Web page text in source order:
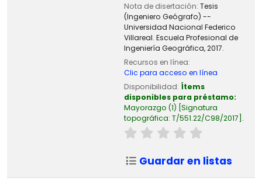
Nota de disertación: Tesis
(Ingeniero Geógrafo) --
Universidad Nacional Federico
Villareal. Escuela Profesional de
Ingeniería Geográfica, 2017.
Recursos en línea:
Clic para acceso en línea
Disponibilidad: Ítems
disponibles para préstamo:
Mayorazgo (1) Signatura
topográfica: T/551.22/C98/2017 .
Guardar en listas